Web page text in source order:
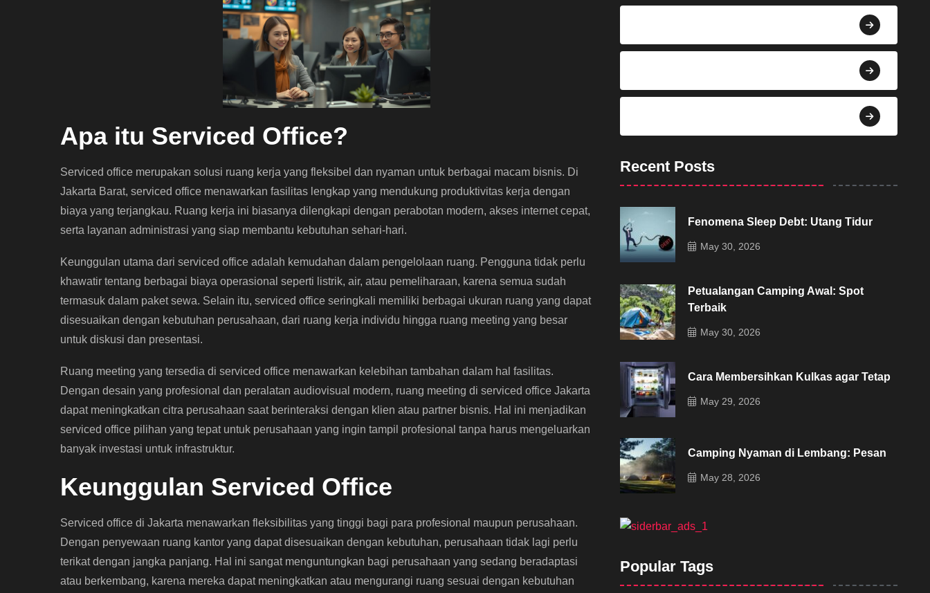
Apa itu Serviced Office?
Serviced office merupakan solusi ruang kerja yang fleksibel dan nyaman untuk berbagai macam bisnis. Di
Jakarta Barat, serviced office menawarkan fasilitas lengkap yang mendukung produktivitas kerja dengan
biaya yang terjangkau. Ruang kerja ini biasanya dilengkapi dengan perabotan modern, akses internet cepat,
serta layanan administrasi yang siap membantu kebutuhan sehari-hari.
Keunggulan utama dari serviced office adalah kemudahan dalam pengelolaan ruang. Pengguna tidak perlu
khawatir tentang berbagai biaya operasional seperti listrik, air, atau pemeliharaan, karena semua sudah
termasuk dalam paket sewa. Selain itu, serviced office seringkali memiliki berbagai ukuran ruang yang dapat
disesuaikan dengan kebutuhan perusahaan, dari ruang kerja individu hingga ruang meeting yang besar
untuk diskusi dan presentasi.
Ruang meeting yang tersedia di serviced office menawarkan kelebihan tambahan dalam hal fasilitas.
Dengan desain yang profesional dan peralatan audiovisual modern, ruang meeting di serviced office Jakarta
dapat meningkatkan citra perusahaan saat berinteraksi dengan klien atau partner bisnis. Hal ini menjadikan
serviced office pilihan yang tepat untuk perusahaan yang ingin tampil profesional tanpa harus mengeluarkan
banyak investasi untuk infrastruktur.
Keunggulan Serviced Office
Serviced office di Jakarta menawarkan fleksibilitas yang tinggi bagi para profesional maupun perusahaan.
Dengan penyewaan ruang kantor yang dapat disesuaikan dengan kebutuhan, perusahaan tidak lagi perlu
terikat dengan jangka panjang. Hal ini sangat menguntungkan bagi perusahaan yang sedang beradaptasi
atau berkembang, karena mereka dapat meningkatkan atau mengurangi ruang sesuai dengan kebutuhan
Recent Posts
Fenomena Sleep Debt: Utang Tidur
May 30, 2026
Petualangan Camping Awal: Spot
Terbaik
May 30, 2026
Cara Membersihkan Kulkas agar Tetap
May 29, 2026
Camping Nyaman di Lembang: Pesan
May 28, 2026
Popular Tags